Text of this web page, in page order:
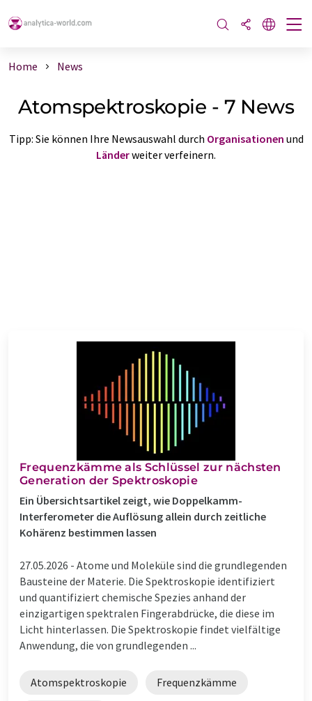
Home News
Atomspektroskopie - 7 News
Tipp: Sie können Ihre Newsauswahl durch Organisationen und
Länderweiter verfeinern.
Frequenzkämme als Schlüssel zur nächsten
Generation der Spektroskopie
Ein Übersichtsartikel zeigt, wie Doppelkamm-
Interferometer die Auflösung allein durch zeitliche
Kohärenz bestimmen lassen
27.05.2026 - Atome und Moleküle sind die grundlegenden
Bausteine der Materie. Die Spektroskopie identifiziert
und quantifiziert chemische Spezies anhand der
einzigartigen spektralen Fingerabdrücke, die diese im
Licht hinterlassen. Die Spektroskopie findet vielfältige
Anwendung, die von grundlegenden ...
Atomspektroskopie Frequenzkämme